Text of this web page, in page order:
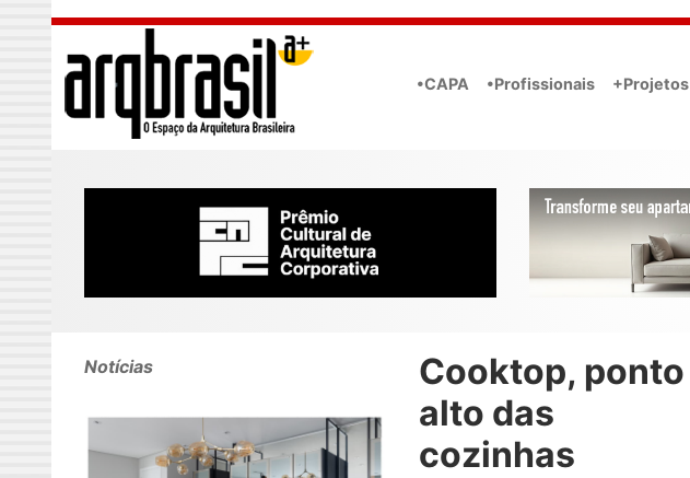
Skip to main content
•CAPA •Profissionais +Projetos
Cooktop, ponto
alto das
cozinhas
Notícias